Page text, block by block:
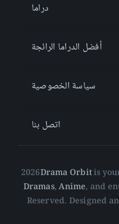
دراما
أفضل الدراما الرائجة
سياسة الخصوصية
اتصل بنا
Drama Orbitis
Dramas,Anime, and
Reserved. Designed